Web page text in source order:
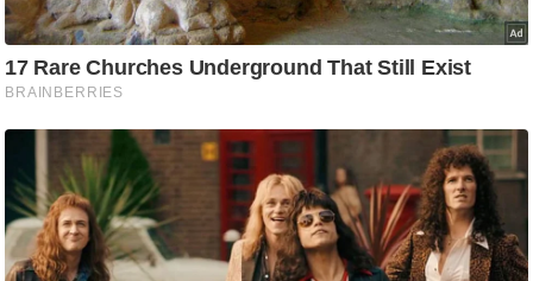
ट
न
स्थ
ने
स
मं